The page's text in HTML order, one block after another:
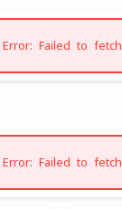
Error: Failed to fetch
Error: Failed to fetch